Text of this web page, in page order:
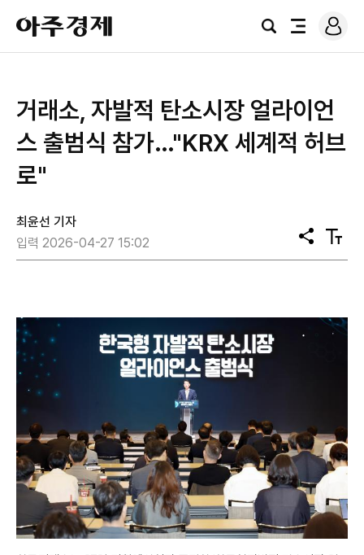
아
주
경
검
전
로
그
거래소, 자발적 탄소시장 얼라이언
스 출범식 참가…"KRX 세계적 허브
로"
최윤선 기자
입력 2026-04-27 15:02
공
유
텍
스